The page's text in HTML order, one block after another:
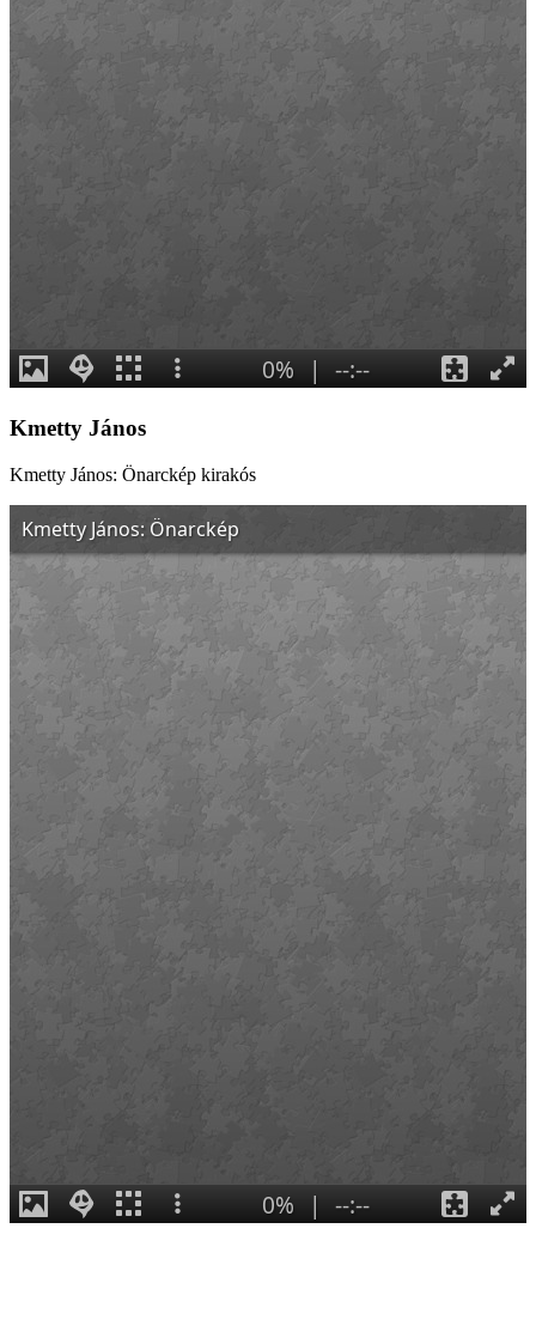
Kmetty János
Kmetty János: Önarckép kirakós